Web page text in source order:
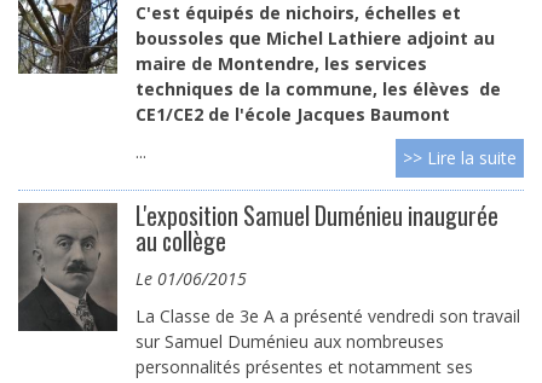
C'est équipés de nichoirs, échelles et
boussoles que Michel Lathiere adjoint au
maire de Montendre, les services
techniques de la commune, les élèves de
CE1/CE2 de l'école Jacques Baumont
...
>> Lire la suite
L'exposition Samuel Duménieu inaugurée
au collège
le 01/06/2015
La Classe de 3e A a présenté vendredi son travail
sur Samuel Duménieu aux nombreuses
personnalités présentes et notamment ses